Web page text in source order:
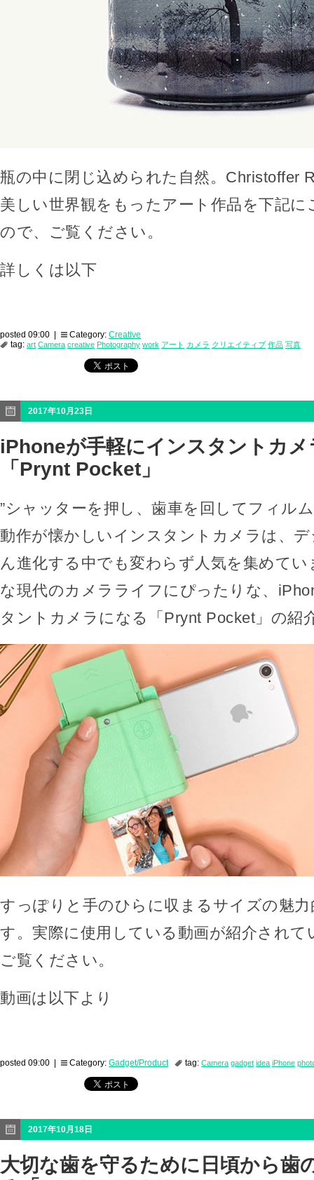
瓶の中に閉じ込められた自然。Christoffer
美しい世界観をもったアート作品を下記に
ので、ご覧ください。
詳しくは以下
posted 09:00 | Category: Creative
tag: art Camera creative Photography work アート カメラ クリエイティブ 作品 写真
2017年10月23日
iPhoneが手軽にインスタントカ
「Prynt Pocket」
”シャッターを押し、歯車を回してフィル
動作が懐かしいインスタントカメラは、
ん進化する中でも変わらず人気を集めて
な現代のカメラライフにぴったりな、
タントカメラになる「Prynt Pocket」の紹
すっぽりと手のひらに収まるサイズの魅
す。実際に使用している動画が紹介されて
ご覧ください。
動画は以下より
posted 09:00 | Category: Gadget/Product tag: Camera gadget idea iPhone
2017年10月18日
大切な歯を守るために日頃から歯